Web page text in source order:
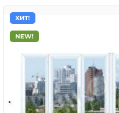
ХИТ!
NEW!